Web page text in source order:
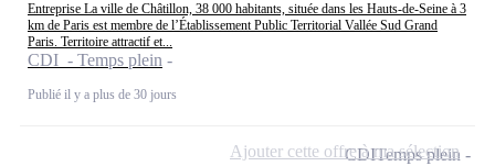
Entreprise La ville de Châtillon, 38 000 habitants, située dans les Hauts-de-Seine à 3
km de Paris est membre de l’Établissement Public Territorial Vallée Sud Grand
Paris. Territoire attractif et...
CDI - Temps plein
Publié il y a plus de 30 jours
CDITemps plein
Ajouter cette offre à ma sélection